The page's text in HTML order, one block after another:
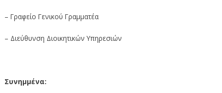
– Γραφείο Γενικού Γραμματέα
– Διεύθυνση Διοικητικών Υπηρεσιών
Συνημμένα: